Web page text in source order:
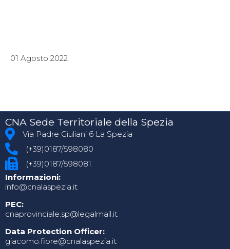
01 Agosto 2022
CNA Sede Territoriale della Spezia
Via Padre Giuliani 6 La Spezia
(+39)0187/598080
(+39)0187/598081
Informazioni:
info@cnalaspezia.it
PEC:
cnaprovinciale.sp@legalmail.it
Data Protection Officer:
giacomo.fiore@cnalaspezia.it